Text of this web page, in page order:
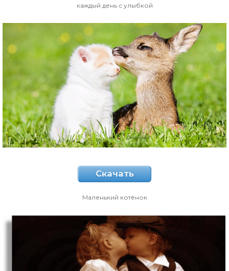
каждый день с улыбкой
Скачать
Маленький котёнок